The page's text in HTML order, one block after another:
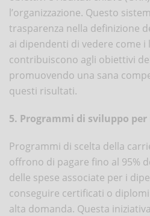
l’organizzazione. Questo
trasparenza nella definizione
ai dipendenti di vedere come i
contribuiscono agli obiettivi
promuovendo una sana
questi risultati.
5. Programmi di sviluppo
Programmi di scelta della
offrono di pagare fino al 95%
delle spese associate per i
conseguire certificati o
alta domanda. Questa